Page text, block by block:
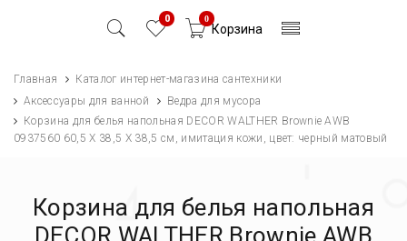
0 0
Корзина
Главная
Каталог интернет-магазина сантехники
Аксессуары для ванной
Ведра для мусора
Корзина для белья напольная DECOR WALTHER Brownie AWB
0937560 60,5 X 38,5 X 38,5 см, имитация кожи, цвет: черный матовый
Корзина для белья напольная